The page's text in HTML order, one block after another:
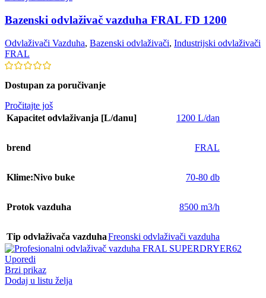
Bazenski odvlaživač vazduha FRAL FD 1200
Odvlaživači Vazduha, Bazenski odvlaživači, Industrijski odvlaživači
FRAL
Dostupan za poručivanje
Pročitajte još
Kapacitet odvlaživanja [L/danu]
1200 L/dan
brend FRAL
Klime:Nivo buke 70-80 db
Protok vazduha 8500 m3/h
Tip odvlaživača vazduhaFreonski odvlaživači vazduha
Uporedi
Brzi prikaz
Dodaj u listu želja